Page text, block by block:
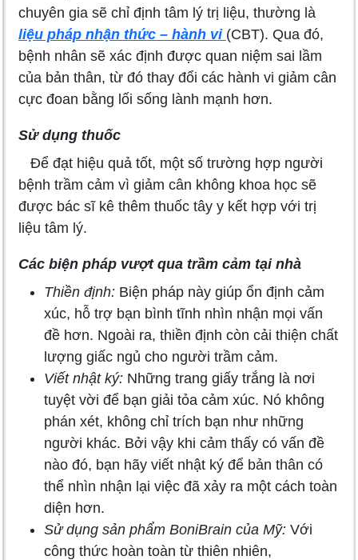
chuyên gia sẽ chỉ định tâm lý trị liệu, thường là
liệu pháp nhận thức – hành vi (CBT). Qua đó,
bệnh nhân sẽ xác định được quan niệm sai lầm
của bản thân, từ đó thay đổi các hành vi giảm cân
cực đoan bằng lối sống lành mạnh hơn.
Sử dụng thuốc
Để đạt hiệu quả tốt, một số trường hợp người
bệnh trầm cảm vì giảm cân không khoa học sẽ
được bác sĩ kê thêm thuốc tây y kết hợp với trị
liệu tâm lý.
Các biện pháp vượt qua trầm cảm tại nhà
Thiền định: Biện pháp này giúp ổn định cảm
xúc, hỗ trợ bạn bình tĩnh nhìn nhận mọi vấn
đề hơn. Ngoài ra, thiền định còn cải thiện chất
lượng giấc ngủ cho người trầm cảm.
Viết nhật ký: Những trang giấy trắng là nơi
tuyệt vời để bạn giải tỏa cảm xúc. Nó không
phán xét, không chỉ trích bạn như những
người khác. Bởi vậy khi cảm thấy có vấn đề
nào đó, bạn hãy viết nhật ký để bản thân có
thể nhìn nhận lại việc đã xảy ra một cách toàn
diện hơn.
Sử dụng sản phẩm BoniBrain của Mỹ: Với
công thức hoàn toàn từ thiên nhiên,